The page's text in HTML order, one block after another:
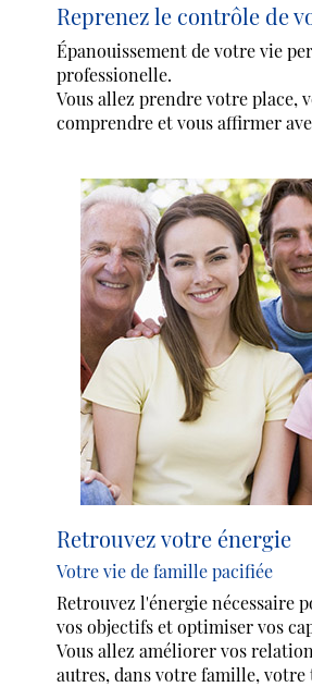
Reprenez le contrôle de
Épanouissement de votre vie
professionelle.
Vous allez prendre votre place,
comprendre et vous affirmer
Retrouvez votre énergie
Votre vie de famille pacifiée
Retrouvez l'énergie nécessaire
vos objectifs et optimiser vos
Vous allez améliorer vos
autres, dans votre famille, votre